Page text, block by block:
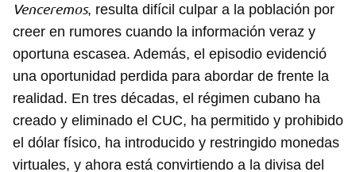
Venceremos, resulta difícil culpar a la población por
creer en rumores cuando la información veraz y
oportuna escasea. Además, el episodio evidenció
una oportunidad perdida para abordar de frente la
realidad. En tres décadas, el régimen cubano ha
creado y eliminado el CUC, ha permitido y prohibido
el dólar físico, ha introducido y restringido monedas
virtuales, y ahora está convirtiendo a la divisa del